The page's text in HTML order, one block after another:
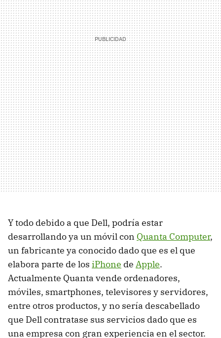
Y todo debido a que Dell, podría estar
desarrollando ya un móvil con Quanta Computer,
un fabricante ya conocido dado que es el que
elabora parte de los iPhone de Apple.
Actualmente Quanta vende ordenadores,
móviles, smartphones, televisores y servidores,
entre otros productos, y no sería descabellado
que Dell contratase sus servicios dado que es
una empresa con gran experiencia en el sector.